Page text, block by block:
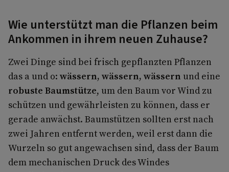
Wie unterstützt man die Pflanzen beim
Ankommen in ihrem neuen Zuhause?
Zwei Dinge sind bei frisch gepflanzten Pflanzen
das a und o: wässern, wässern, wässern und eine
robuste Baumstütze, um den Baum vor Wind zu
schützen und gewährleisten zu können, dass er
gerade anwächst. Baumstützen sollten erst nach
zwei Jahren entfernt werden, weil erst dann die
Wurzeln so gut angewachsen sind, dass der Baum
dem mechanischen Druck des Windes